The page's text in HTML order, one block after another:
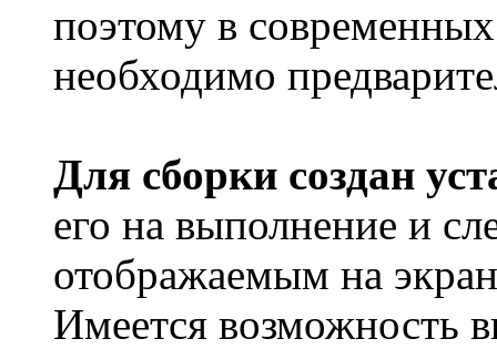
поэтому в
необходимо
Для сборки создан
его на выполнение и
отображаемым на
Имеется возможность